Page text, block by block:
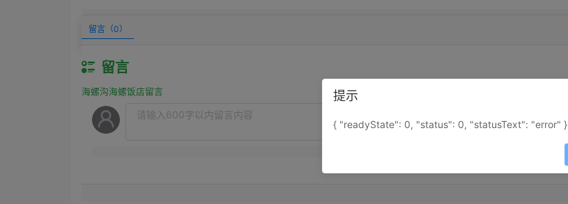
留言（0）
留言
海螺沟海螺饭店留言 提示
{ "readyState": 0, "status": 0, "statusText": "error" }